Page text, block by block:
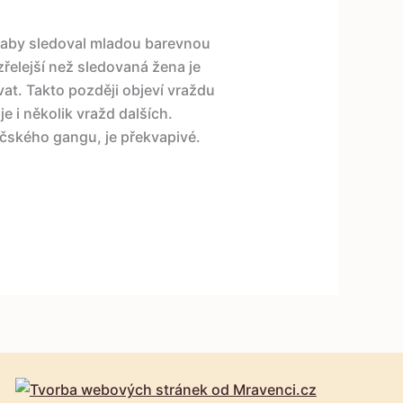
sledoval mladou barevnou
než sledovaná žena je
Takto později objeví vraždu
i několik vražd dalších.
gangu, je překvapivé.